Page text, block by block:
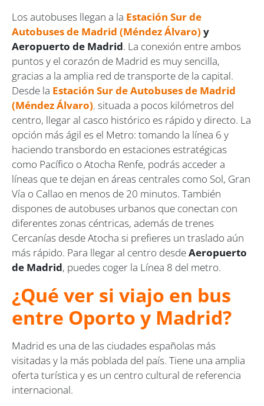
Los autobuses llegan a la Estación Sur de
Autobuses de Madrid (Méndez Álvaro) y
Aeropuerto de Madrid. La conexión entre ambos
puntos y el corazón de Madrid es muy sencilla,
gracias a la amplia red de transporte de la capital.
Desde la Estación Sur de Autobuses de Madrid
(Méndez Álvaro), situada a pocos kilómetros del
centro, llegar al casco histórico es rápido y directo. La
opción más ágil es el Metro: tomando la línea 6 y
haciendo transbordo en estaciones estratégicas
como Pacífico o Atocha Renfe, podrás acceder a
líneas que te dejan en áreas centrales como Sol, Gran
Vía o Callao en menos de 20 minutos. También
dispones de autobuses urbanos que conectan con
diferentes zonas céntricas, además de trenes
Cercanías desde Atocha si prefieres un traslado aún
más rápido. Para llegar al centro desdeAeropuerto
de Madrid, puedes coger la Línea 8 del metro.
¿Qué ver si viajo en bus
entre Oporto y Madrid?
Madrid es una de las ciudades españolas más
visitadas y la más poblada del país. Tiene una amplia
oferta turística y es un centro cultural de referencia
internacional.